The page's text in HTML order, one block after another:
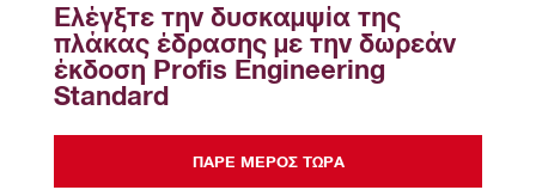
Ελέγξτε την δυσκαμψία της
πλάκας έδρασης με την δωρεάν
έκδοση Profis Engineering
Standard
ΠΆΡΕ ΜΈΡΟΣ ΤΏΡΑ